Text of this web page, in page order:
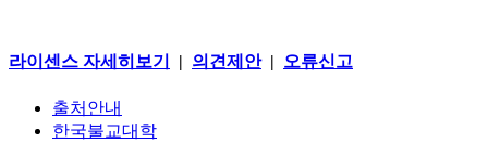
라이센스 자세히보기 | 의견제안| 오류신고
출처안내
한국불교대학